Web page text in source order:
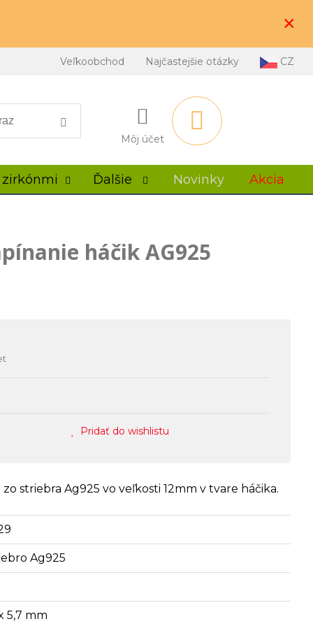
×
Veľkoobchod Najčastejšie otázky CZ
Môj účet
Ďalšie Novinky Akcia
háčik AG925
Pridať do wishlistu
striebra Ag925 vo veľkosti 12mm v tvare háčika.
Ag925
5,7 mm